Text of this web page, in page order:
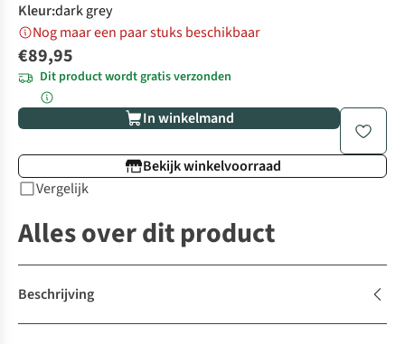
Kleur:dark grey
Nog maar een paar stuks beschikbaar
€89,95
Dit product wordt gratis verzonden
In winkelmand
Bekijk winkelvoorraad
Vergelijk
Alles over dit product
Beschrijving